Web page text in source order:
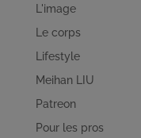
L'image
Le corps
Lifestyle
Meihan LIU
Patreon
Pour les pros